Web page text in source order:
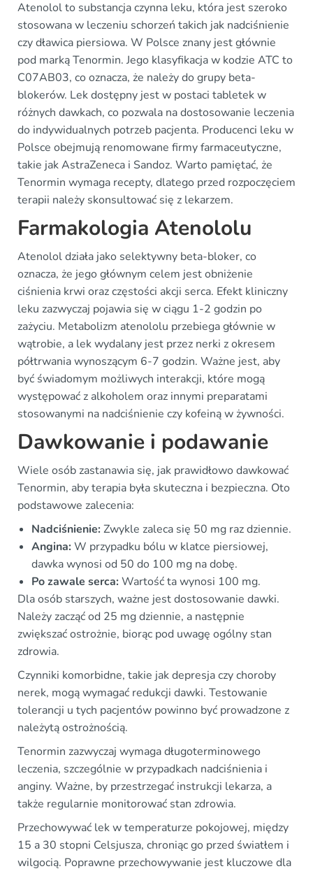
Atenolol to substancja czynna leku, która jest szeroko
stosowana w leczeniu schorzeń takich jak nadciśnienie
czy dławica piersiowa. W Polsce znany jest głównie
pod marką Tenormin. Jego klasyfikacja w kodzie ATC to
C07AB03, co oznacza, że należy do grupy beta-
blokerów. Lek dostępny jest w postaci tabletek w
różnych dawkach, co pozwala na dostosowanie leczenia
do indywidualnych potrzeb pacjenta. Producenci leku w
Polsce obejmują renomowane firmy farmaceutyczne,
takie jak AstraZeneca i Sandoz. Warto pamiętać, że
Tenormin wymaga recepty, dlatego przed rozpoczęciem
terapii należy skonsultować się z lekarzem.
Farmakologia Atenololu
Atenolol działa jako selektywny beta-bloker, co
oznacza, że jego głównym celem jest obniżenie
ciśnienia krwi oraz częstości akcji serca. Efekt kliniczny
leku zazwyczaj pojawia się w ciągu 1-2 godzin po
zażyciu. Metabolizm atenololu przebiega głównie w
wątrobie, a lek wydalany jest przez nerki z okresem
półtrwania wynoszącym 6-7 godzin. Ważne jest, aby
być świadomym możliwych interakcji, które mogą
występować z alkoholem oraz innymi preparatami
stosowanymi na nadciśnienie czy kofeiną w żywności.
Dawkowanie i podawanie
Wiele osób zastanawia się, jak prawidłowo dawkować
Tenormin, aby terapia była skuteczna i bezpieczna. Oto
podstawowe zalecenia:
Nadciśnienie:Zwykle zaleca się 50 mg raz dziennie.
Angina:W przypadku bólu w klatce piersiowej,
dawka wynosi od 50 do 100 mg na dobę.
Po zawale serca:Wartość ta wynosi 100 mg.
Dla osób starszych, ważne jest dostosowanie dawki.
Należy zacząć od 25 mg dziennie, a następnie
zwiększać ostrożnie, biorąc pod uwagę ogólny stan
zdrowia.
Czynniki komorbidne, takie jak depresja czy choroby
nerek, mogą wymagać redukcji dawki. Testowanie
tolerancji u tych pacjentów powinno być prowadzone z
należytą ostrożnością.
Tenormin zazwyczaj wymaga długoterminowego
leczenia, szczególnie w przypadkach nadciśnienia i
anginy. Ważne, by przestrzegać instrukcji lekarza, a
także regularnie monitorować stan zdrowia.
Przechowywać lek w temperaturze pokojowej, między
15 a 30 stopni Celsjusza, chroniąc go przed światłem i
wilgocią. Poprawne przechowywanie jest kluczowe dla